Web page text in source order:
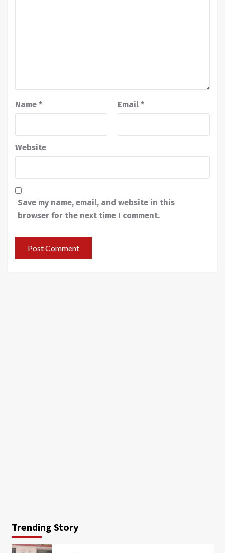
Name * Email *
Website
Save my name, email, and website in this
browser for the next time I comment.
Trending Story